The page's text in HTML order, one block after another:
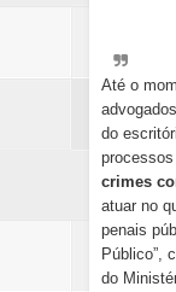
Até o
do
crimes
atuar no
penais
Público”,
do